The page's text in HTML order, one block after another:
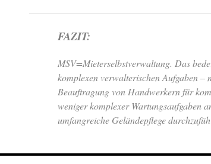
FAZIT:
MSV=Mieterselbstverwaltung. Das
komplexen verwalterischen Aufgaben
Beauftragung von Handwerkern für
weniger komplexer Wartungsaufgaben
umfangreiche Geländepflege